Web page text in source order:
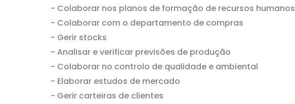
- Colaborar nos planos de formação de recursos humanos
- Colaborar com o departamento de compras
- Gerir stocks
- Analisar e verificar previsões de produção
- Colaborar no controlo de qualidade e ambiental
- Elaborar estudos de mercado
- Gerir carteiras de clientes